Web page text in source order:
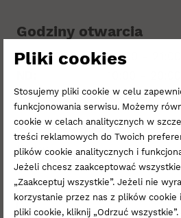
Godziny otwarcia
PON - SOB:
9:00 - 21:00
Lokalizacja
Parter
ZOBACZ NA
Pliki cookies
Stosujemy pliki cookie w celu
funkcjonowania serwisu. Możemy
cookie w celach analitycznych w
treści reklamowych do Twoich
plików cookie analitycznych i
Jeżeli chcesz zaakceptować
„Zaakceptuj wszystkie”. Jeżeli nie
korzystanie przez nas z plików cookie
pliki cookie, kliknij „Odrzuć